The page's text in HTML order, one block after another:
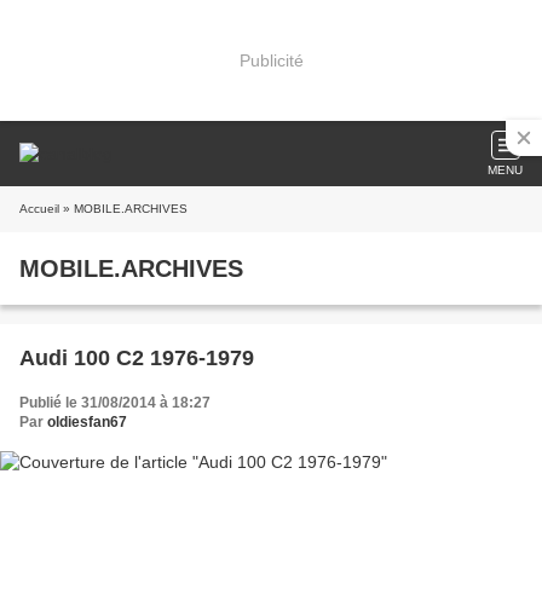
Publicité
MENU
Accueil » MOBILE.ARCHIVES
MOBILE.ARCHIVES
Audi 100 C2 1976-1979
Publié le 31/08/2014 à 18:27
Par oldiesfan67